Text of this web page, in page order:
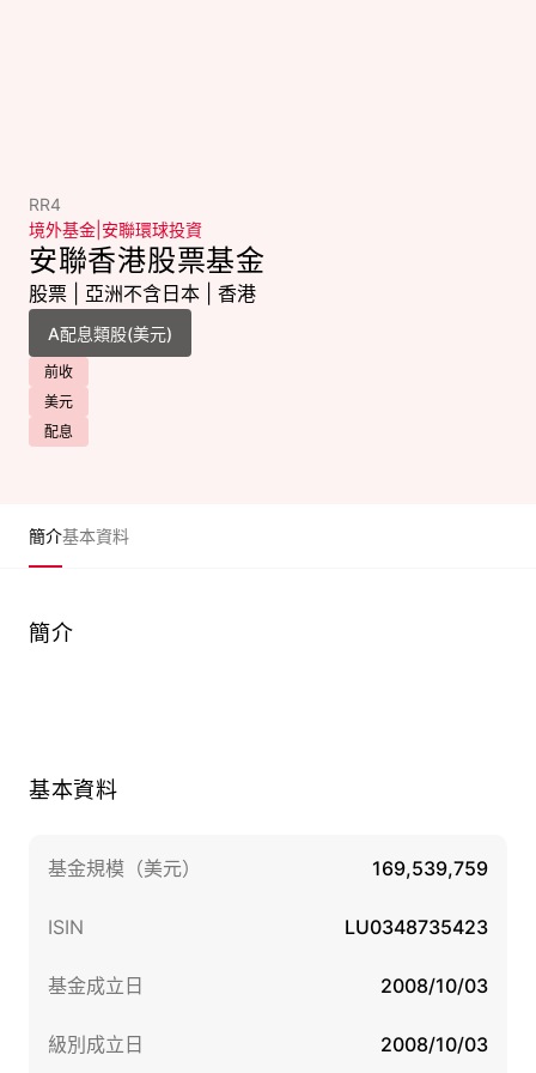
RR4
境外基金 安聯環球投資
安聯香港股票基金
股票 亞洲不含日本 香港
前收
美元
配息
簡介基本資料
簡介
基本資料
基金規模（美元） 169,539,759
ISIN LU0348735423
基金成立日 2008/10/03
級別成立日 2008/10/03